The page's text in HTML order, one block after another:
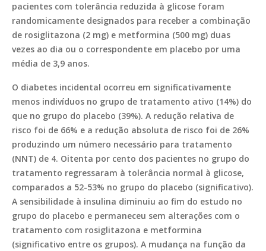
pacientes com tolerância reduzida à glicose foram
randomicamente designados para receber a combinação
de rosiglitazona (2 mg) e metformina (500 mg) duas
vezes ao dia ou o correspondente em placebo por uma
média de 3,9 anos.
O diabetes incidental ocorreu em significativamente
menos indivíduos no grupo de tratamento ativo (14%) do
que no grupo do placebo (39%). A redução relativa de
risco foi de 66% e a redução absoluta de risco foi de 26%
produzindo um número necessário para tratamento
(NNT) de 4. Oitenta por cento dos pacientes no grupo do
tratamento regressaram à tolerância normal à glicose,
comparados a 52-53% no grupo do placebo (significativo).
A sensibilidade à insulina diminuiu ao fim do estudo no
grupo do placebo e permaneceu sem alterações com o
tratamento com rosiglitazona e metformina
(significativo entre os grupos). A mudança na função da